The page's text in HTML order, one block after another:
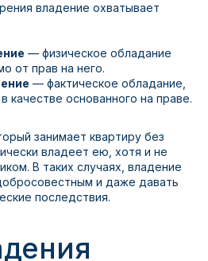
владение охватывает
— физическое обладание
от прав на него.
— фактическое обладание,
качестве основанного на праве.
занимает квартиру без
владеет ею, хотя и не
В таких случаях, владение
и даже давать
последствия.